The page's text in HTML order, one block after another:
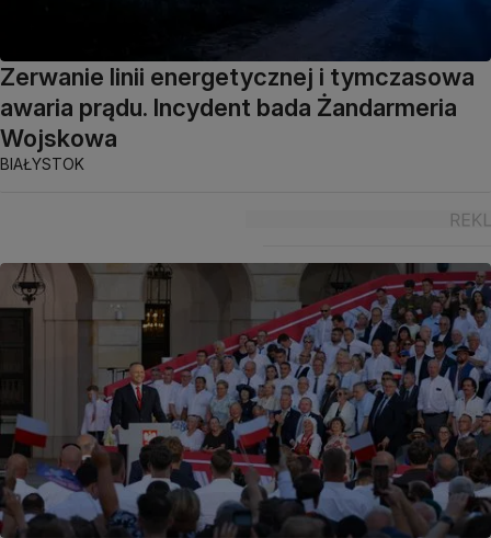
Zerwanie linii energetycznej i tymczasowa
awaria prądu. Incydent bada Żandarmeria
Wojskowa
BIAŁYSTOK